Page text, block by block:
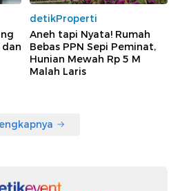
detikProperti
Aneh tapi Nyata! Rumah
Bebas PPN Sepi Peminat,
Hunian Mewah Rp 5 M
Malah Laris